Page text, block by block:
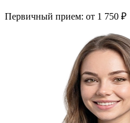
Первичный прием: от 1 750 ₽